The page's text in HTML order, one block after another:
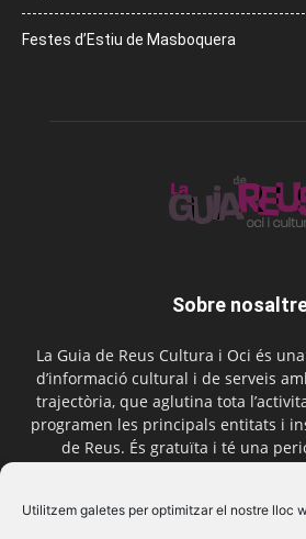
Utilitzem galetes per optimitzar el nostre lloc
Festes d’Estiu de Masboquera
Sobre
La Guia de Reus Cultura i Oci és
d’informació cultural i de serveis
trajectòria, que aglutina tota
programen les principals entitats i
de Reus. És gratuïta i té una